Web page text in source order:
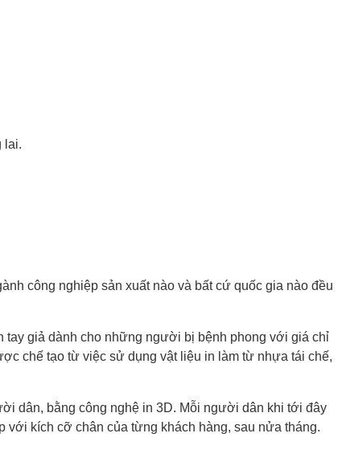
lai.
công nghiệp sản xuất nào và bất cứ quốc gia nào đều
tay giả dành cho những người bị bệnh phong với giá chỉ
chế tạo từ việc sử dụng vật liệu in làm từ nhựa tái chế,
dân, bằng công nghệ in 3D. Mỗi người dân khi tới đây
với kích cỡ chân của từng khách hàng, sau nửa tháng.